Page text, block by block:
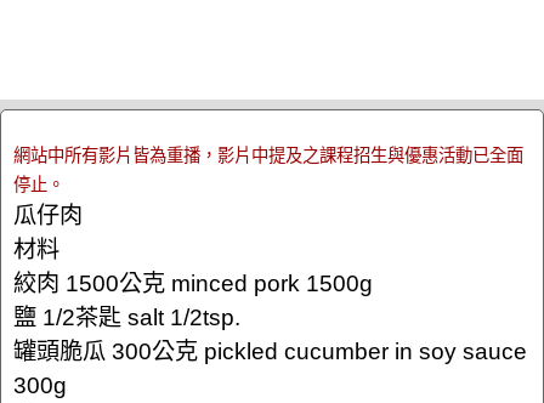
網站中所有影片皆為重播，影片中提及之課程招生與優惠活動已全面
停止。
瓜仔肉
材料
絞肉 1500公克 minced pork 1500g
鹽 1/2茶匙 salt 1/2tsp.
罐頭脆瓜 300公克 pickled cucumber in soy sauce
300g